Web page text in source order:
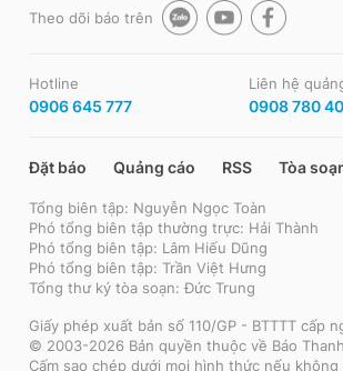
Theo dõi báo trên
Hotline
0906 645 777
Liên hệ
0908 780
Đặt báo Quảng cáo RSS Tòa
Tổng biên tập: Nguyễn Ngọc Toàn
Phó tổng biên tập thường trực: Hải Thành
Phó tổng biên tập: Lâm Hiếu Dũng
Phó tổng biên tập: Trần Việt Hưng
Tổng thư ký tòa soạn: Đức Trung
Giấy phép xuất bản số 110/GP - BTTTT cấp
© 2003-2026 Bản quyền thuộc về Báo
Cấm sao chép dưới mọi hình thức nếu